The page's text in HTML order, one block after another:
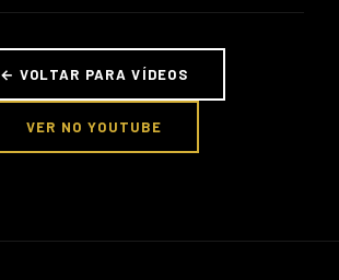
← VOLTAR PARA VÍDEOS
VER NO YOUTUBE